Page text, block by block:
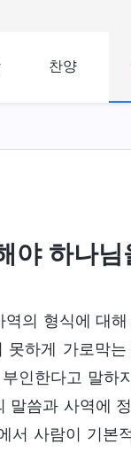
찬양
야 하나
역의 형식에 대
못하게 가로막
인한다고 말
말씀과 사역에
서 사람이 기본